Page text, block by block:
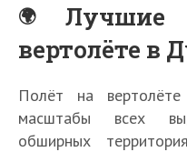
Лучшие
вертолёте в
Полёт на
масштабы всех
обширных